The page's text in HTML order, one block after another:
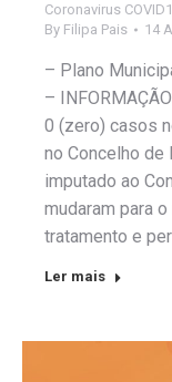
Coronavirus
By Filipa Pais 14
– Plano
–
0 (zero) casos
no Concelho
imputado ao
mudaram para
tratamento e
Ler mais